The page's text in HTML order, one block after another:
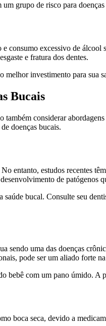
grupo de risco para
consumo excessivo de
e fratura dos dentes.
melhor investimento para sua
Bucais
considerar
doenças bucais.
entanto, estudos recentes
de patógenos
bucal. Consulte seu
sendo uma das doenças
pode ser um aliado forte
bebê com um pano úmido.
boca seca, devido a